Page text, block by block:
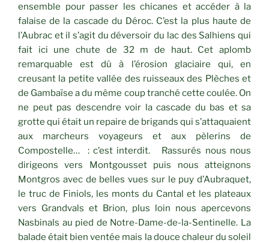
ensemble pour passer les chicanes et accéder à la
falaise de la cascade du Déroc. C’est la plus haute de
l’Aubrac et il s’agit du déversoir du lac des Salhiens qui
fait ici une chute de 32 m de haut. Cet aplomb
remarquable est dû à l’érosion glaciaire qui, en
creusant la petite vallée des ruisseaux des Plèches et
de Gambaïse a du même coup tranché cette coulée. On
ne peut pas descendre voir la cascade du bas et sa
grotte qui était un repaire de brigands qui s’attaquaient
aux marcheurs voyageurs et aux pèlerins de
Compostelle… : c’est interdit. Rassurés nous nous
dirigeons vers Montgousset puis nous atteignons
Montgros avec de belles vues sur le puy d’Aubraquet,
le truc de Finiols, les monts du Cantal et les plateaux
vers Grandvals et Brion, plus loin nous apercevons
Nasbinals au pied de Notre-Dame-de-la-Sentinelle. La
balade était bien ventée mais la douce chaleur du soleil